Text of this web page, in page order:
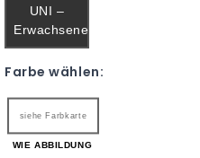
UNI –
Erwachsene
Farbe wählen:
siehe Farbkarte
WIE ABBILDUNG